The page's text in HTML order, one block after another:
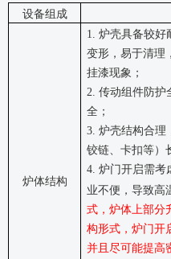
设备组成
炉体结构
1. 炉壳具备较好
变形，易于清理
挂漆现象；
2. 传动组件防护
全；
3. 炉壳结构合理
铰链、卡扣等）
4. 炉门开启需考
业不便，导致高
式， 炉体上部分
构形式，炉门开
并且 尽可能提高